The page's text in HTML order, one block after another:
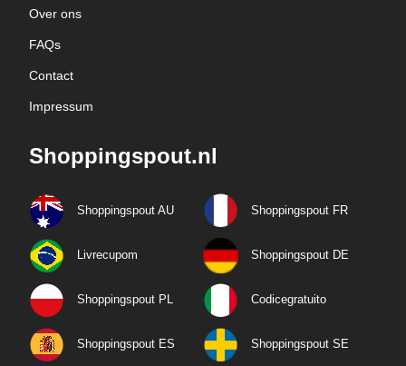
Over ons
FAQs
Contact
Impressum
Shoppingspout.nl
Shoppingspout AU Shoppingspout FR
Livrecupom Shoppingspout DE
Shoppingspout PL Codicegratuito
Shoppingspout ES Shoppingspout SE